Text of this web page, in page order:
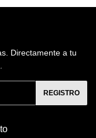
Directamente a tu
REGISTRO